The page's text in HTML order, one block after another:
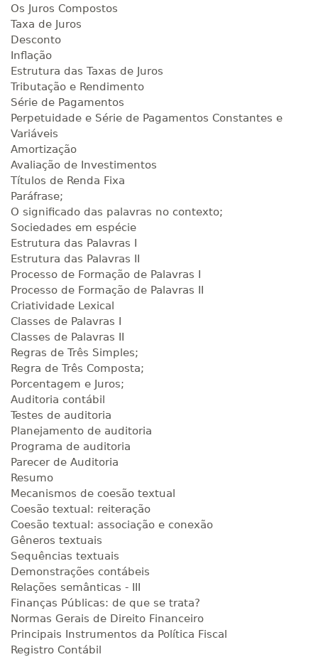
Os Juros Compostos
Taxa de Juros
Desconto
Inflação
Estrutura das Taxas de Juros
Tributação e Rendimento
Série de Pagamentos
Perpetuidade e Série de Pagamentos Constantes e
Variáveis
Amortização
Avaliação de Investimentos
Títulos de Renda Fixa
Paráfrase;
O significado das palavras no contexto;
Sociedades em espécie
Estrutura das Palavras I
Estrutura das Palavras II
Processo de Formação de Palavras I
Processo de Formação de Palavras II
Criatividade Lexical
Classes de Palavras I
Classes de Palavras II
Regras de Três Simples;
Regra de Três Composta;
Porcentagem e Juros;
Auditoria contábil
Testes de auditoria
Planejamento de auditoria
Programa de auditoria
Parecer de Auditoria
Resumo
Mecanismos de coesão textual
Coesão textual: reiteração
Coesão textual: associação e conexão
Gêneros textuais
Sequências textuais
Demonstrações contábeis
Relações semânticas - III
Finanças Públicas: de que se trata?
Normas Gerais de Direito Financeiro
Principais Instrumentos da Política Fiscal
Registro Contábil